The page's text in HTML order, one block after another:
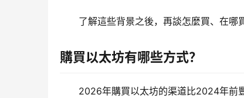
了解這些背景之後，再談怎麼買、在哪
購買以太坊有哪些方式？
2026年購買以太坊的渠道比2024年前